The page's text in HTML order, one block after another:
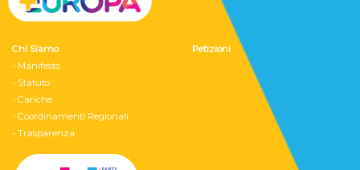
Chi Siamo
- Manifesto
- Statuto
- Cariche
- Coordinamenti Regionali
- Trasparenza
Petizioni